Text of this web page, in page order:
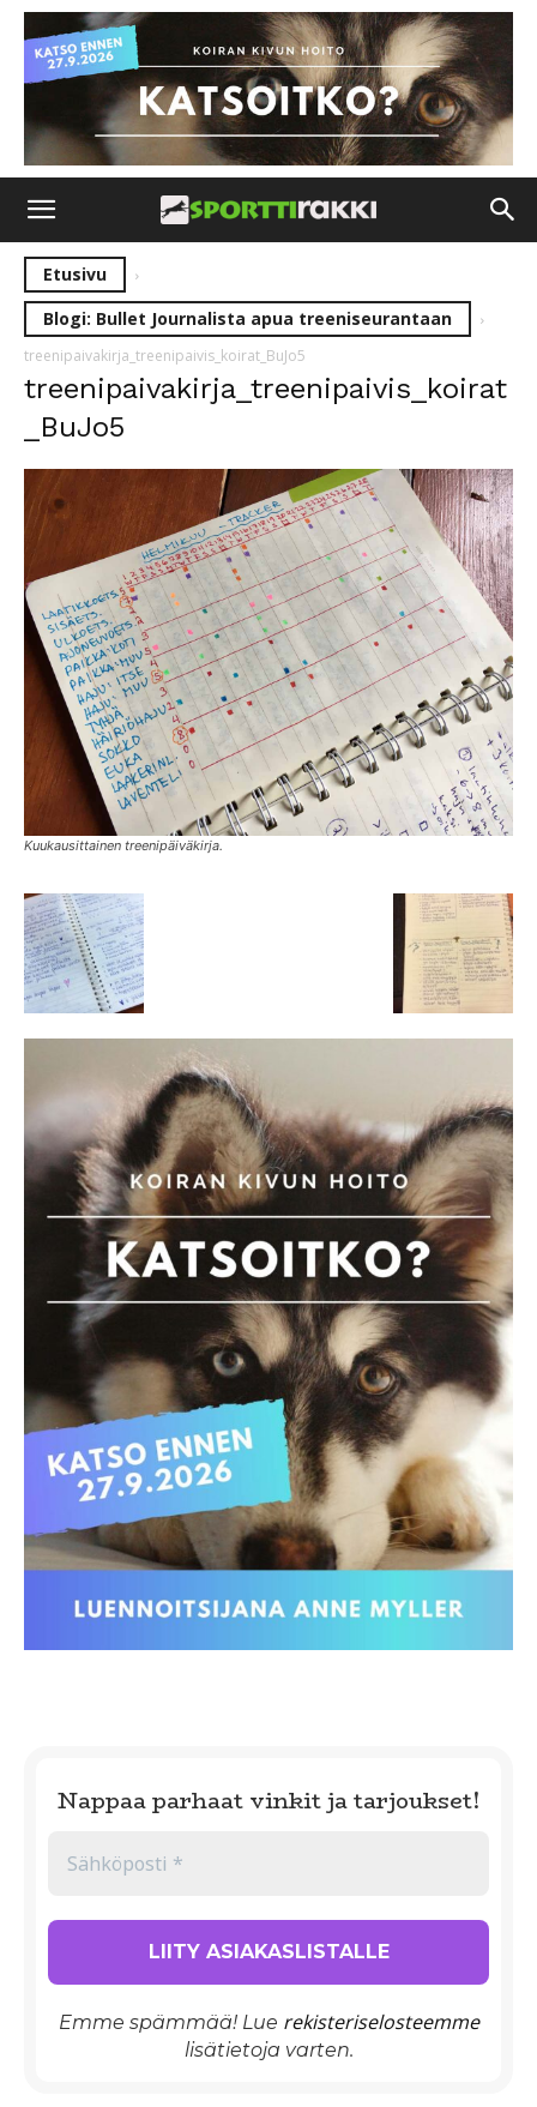
Etusivu
Blogi: Bullet Journalista apua treeniseurantaan
treenipaivakirja_treenipaivis_koirat_BuJo5
treenipaivakirja_treenipaivis_koirat
_BuJo5
Kuukausittainen treenipäiväkirja.
Nappaa parhaat vinkit ja tarjoukset!
Emme spämmää! Lue rekisteriselosteemme
lisätietoja varten.